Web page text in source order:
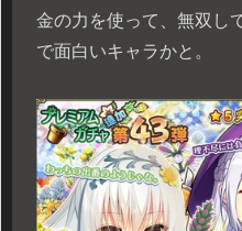
金の力を使って、無双し
で面白いキャラかと。